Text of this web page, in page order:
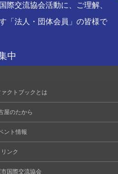
際交流協会活動に、ご理解、
「法人・団体会員」の皆様で
中
クトブックとは
屋のたから
ント情報
リンク
国際交流協会